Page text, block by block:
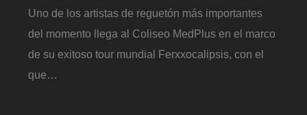
Uno de los artistas de reguetón más importantes
del momento llega al Coliseo MedPlus en el marco
de su exitoso tour mundial Ferxxocalipsis, con el
que…